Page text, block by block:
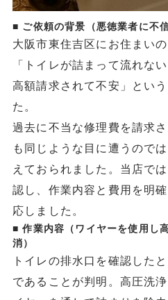
■ ご依頼の背景（悪徳業者に不
大阪市東住吉区にお住まい
「トイレが詰まって流れな
高額請求されて不安」とい
た。
過去に不当な修理費を請求
も同じような目に遭うので
えておられました。当店で
認し、作業内容と費用を明
応しました。
■ 作業内容（ワイヤーを使用し
消）
トイレの排水口を確認した
であることが判明。高圧洗